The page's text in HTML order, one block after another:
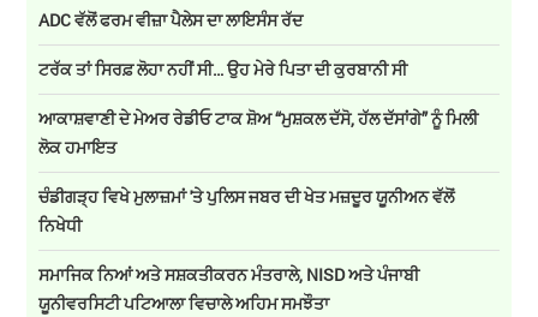
ADC ਵੱਲੋਂ ਫਰਮ ਵੀਜ਼ਾ ਪੈਲੇਸ ਦਾ ਲਾਇਸੰਸ ਰੱਦ
ਟਰੱਕ ਤਾਂ ਸਿਰਫ਼ ਲੋਹਾ ਨਹੀਂ ਸੀ… ਉਹ ਮੇਰੇ ਪਿਤਾ ਦੀ ਕੁਰਬਾਨੀ ਸੀ
ਆਕਾਸ਼ਵਾਣੀ ਦੇ ਮੇਅਰ ਰੇਡੀਓ ਟਾਕ ਸ਼ੋਅ “ਮੁਸ਼ਕਲ ਦੱਸੋ, ਹੱਲ ਦੱਸਾਂਗੇ” ਨੂੰ ਮਿਲੀ
ਲੋਕ ਹਮਾਇਤ
ਚੰਡੀਗੜ੍ਹ ਵਿਖੇ ਮੁਲਾਜ਼ਮਾਂ 'ਤੇ ਪੁਲਿਸ ਜਬਰ ਦੀ ਖੇਤ ਮਜ਼ਦੂਰ ਯੂਨੀਅਨ ਵੱਲੋਂ
ਨਿਖੇਧੀ
ਸਮਾਜਿਕ ਨਿਆਂ ਅਤੇ ਸਸ਼ਕਤੀਕਰਨ ਮੰਤਰਾਲੇ, NISD ਅਤੇ ਪੰਜਾਬੀ
ਯੂਨੀਵਰਸਿਟੀ ਪਟਿਆਲਾ ਵਿਚਾਲੇ ਅਹਿਮ ਸਮਝੌਤਾ